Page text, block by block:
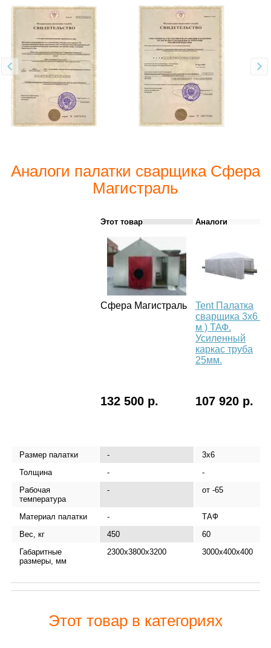
Аналоги палатки сварщика Сфера
Магистраль
Этот товар Аналоги
Сфера Магистраль
Tent Палатка
сварщика 3х6 (
м ) ТАФ.
Усиленный
каркас труба
25мм.
132 500 р. 107 920 р.
Размер палатки -
3x6
Толщина
-
-
Рабочая
температура
- от -65
Материал палатки -
ТАФ
Вес, кг
450
60
Габаритные
размеры, мм
2300x3800x3200 3000х400х400
Этот товар в категориях